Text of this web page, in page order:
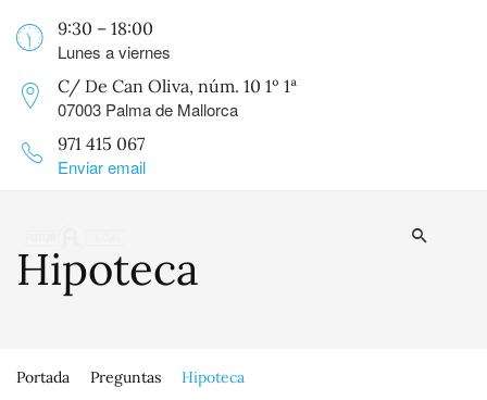
9:30 – 18:00
Lunes a viernes
C/ De Can Oliva, núm. 10 1º 1ª
07003 Palma de Mallorca
971 415 067
Enviar email
Hipoteca
Portada Preguntas Hipoteca